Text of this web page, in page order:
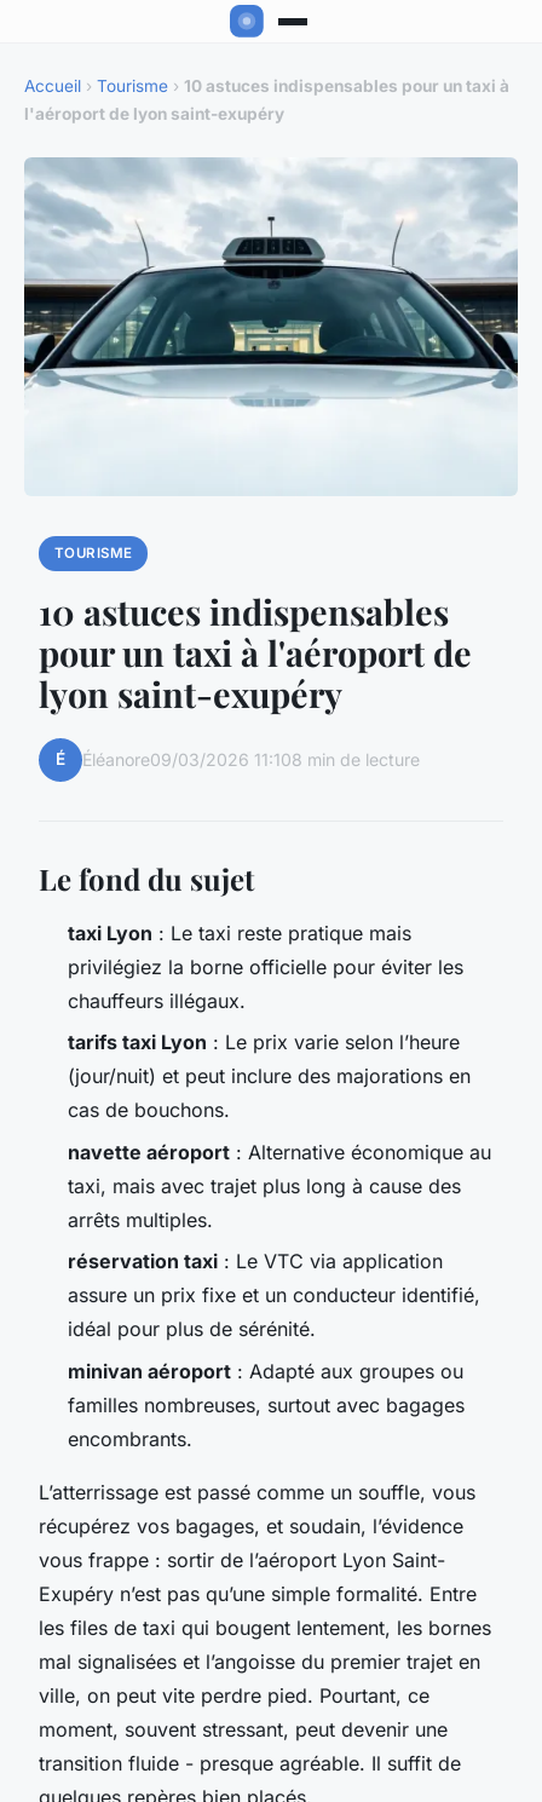
Accueil › Tourisme › 10 astuces indispensables pour un taxi à
l'aéroport de lyon saint-exupéry
TOURISME
10 astuces indispensables
pour un taxi à l'aéroport de
lyon saint-exupéry
É Éléanore09/03/2026 11:108 min de lecture
Le fond du sujet
taxi Lyon : Le taxi reste pratique mais
privilégiez la borne officielle pour éviter les
chauffeurs illégaux.
tarifs taxi Lyon : Le prix varie selon l’heure
(jour/nuit) et peut inclure des majorations en
cas de bouchons.
navette aéroport : Alternative économique au
taxi, mais avec trajet plus long à cause des
arrêts multiples.
réservation taxi : Le VTC via application
assure un prix fixe et un conducteur identifié,
idéal pour plus de sérénité.
minivan aéroport : Adapté aux groupes ou
familles nombreuses, surtout avec bagages
encombrants.
L’atterrissage est passé comme un souffle, vous
récupérez vos bagages, et soudain, l’évidence
vous frappe : sortir de l’aéroport Lyon Saint-
Exupéry n’est pas qu’une simple formalité. Entre
les files de taxi qui bougent lentement, les bornes
mal signalisées et l’angoisse du premier trajet en
ville, on peut vite perdre pied. Pourtant, ce
moment, souvent stressant, peut devenir une
transition fluide - presque agréable. Il suffit de
quelques repères bien placés.